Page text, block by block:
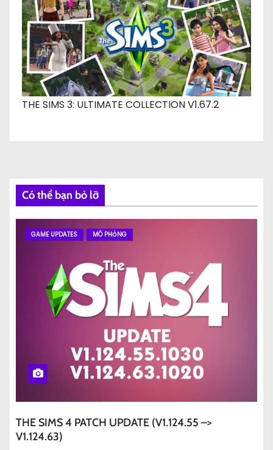
THE SIMS 3: ULTIMATE COLLECTION V1.67.2
Có thể bạn bỏ lỡ
GAME UPDATES MÔ PHỎNG
THE SIMS 4 PATCH UPDATE (V1.124.55 –>
V1.124.63)